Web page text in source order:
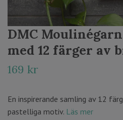
DMC
med 12 färger av
169 kr
En inspirerande samling av 12
pastelliga motiv. Läs mer